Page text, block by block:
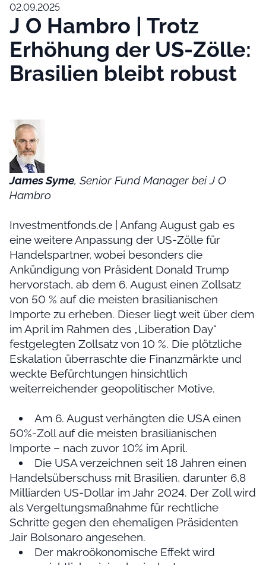
02.09.2025
J O Hambro | Trotz
Erhöhung der US-Zölle:
Brasilien bleibt robust
James Syme, Senior Fund Manager bei J O
Hambro
Investmentfonds.de | Anfang August gab es
eine weitere Anpassung der US-Zölle für
Handelspartner, wobei besonders die
Ankündigung von Präsident Donald Trump
hervorstach, ab dem 6. August einen Zollsatz
von 50 % auf die meisten brasilianischen
Importe zu erheben. Dieser liegt weit über dem
im April im Rahmen des „Liberation Day“
festgelegten Zollsatz von 10 %. Die plötzliche
Eskalation überraschte die Finanzmärkte und
weckte Befürchtungen hinsichtlich
weiterreichender geopolitischer Motive.
Am 6. August verhängten die USA einen
50%-Zoll auf die meisten brasilianischen
Importe – nach zuvor 10% im April.
Die USA verzeichnen seit 18 Jahren einen
Handelsüberschuss mit Brasilien, darunter 6,8
Milliarden US-Dollar im Jahr 2024. Der Zoll wird
als Vergeltungsmaßnahme für rechtliche
Schritte gegen den ehemaligen Präsidenten
Jair Bolsonaro angesehen.
Der makroökonomische Effekt wird